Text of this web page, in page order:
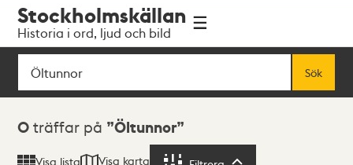
navigationen
huvudinnehållet
Stockholmskällan
Historia i ord, ljud och bild
Sök
Sök
Sökresultat
0 träffar på Öltunnor
Visa lista Visa karta